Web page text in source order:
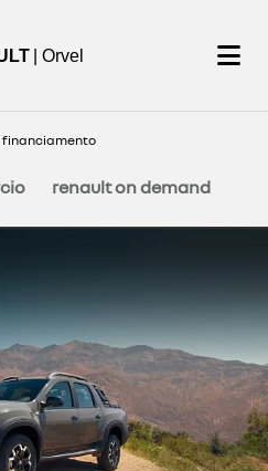
| Orvel
financiamento
renault on demand